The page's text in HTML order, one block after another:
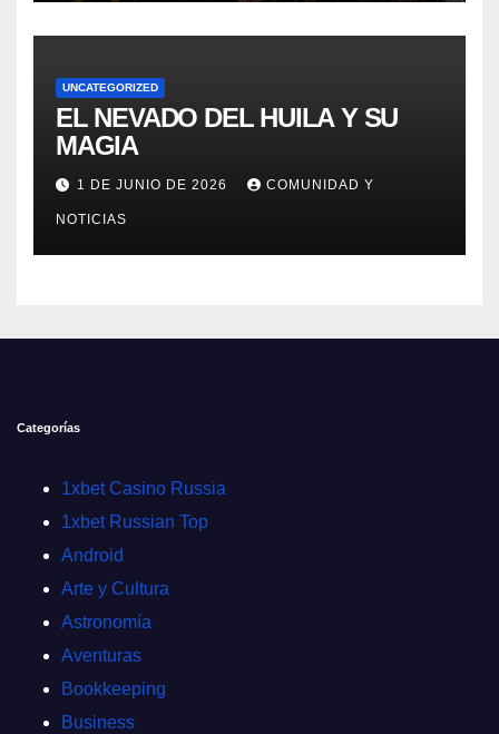
UNCATEGORIZED
EL NEVADO DEL HUILA Y SU
MAGIA
1 DE JUNIO DE 2026 COMUNIDAD Y
NOTICIAS
Categorías
1xbet Casino Russia
1xbet Russian Top
Android
Arte y Cultura
Astronomía
Aventuras
Bookkeeping
Business